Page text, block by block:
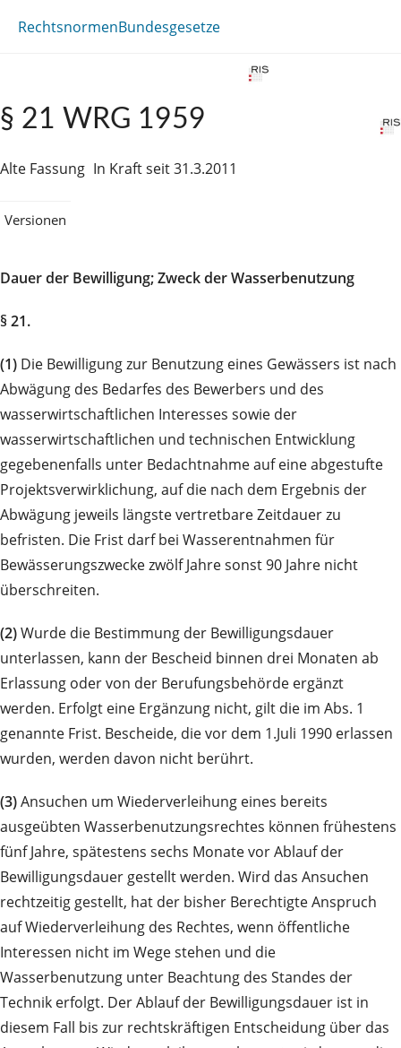
RechtsnormenBundesgesetze
§ 21 WRG 1959
Alte Fassung In Kraft seit 31.3.2011
Versionen
Dauer der Bewilligung; Zweck der Wasserbenutzung
§ 21.
(1) Die Bewilligung zur Benutzung eines Gewässers ist nach
Abwägung des Bedarfes des Bewerbers und des
wasserwirtschaftlichen Interesses sowie der
wasserwirtschaftlichen und technischen Entwicklung
gegebenenfalls unter Bedachtnahme auf eine abgestufte
Projektsverwirklichung, auf die nach dem Ergebnis der
Abwägung jeweils längste vertretbare Zeitdauer zu
befristen. Die Frist darf bei Wasserentnahmen für
Bewässerungszwecke zwölf Jahre sonst 90 Jahre nicht
überschreiten.
(2)Wurde die Bestimmung der Bewilligungsdauer
unterlassen, kann der Bescheid binnen drei Monaten ab
Erlassung oder von der Berufungsbehörde ergänzt
werden. Erfolgt eine Ergänzung nicht, gilt die im Abs. 1
genannte Frist. Bescheide, die vor dem 1.Juli 1990 erlassen
wurden, werden davon nicht berührt.
(3)Ansuchen um Wiederverleihung eines bereits
ausgeübten Wasserbenutzungsrechtes können frühestens
fünf Jahre, spätestens sechs Monate vor Ablauf der
Bewilligungsdauer gestellt werden. Wird das Ansuchen
rechtzeitig gestellt, hat der bisher Berechtigte Anspruch
auf Wiederverleihung des Rechtes, wenn öffentliche
Interessen nicht im Wege stehen und die
Wasserbenutzung unter Beachtung des Standes der
Technik erfolgt. Der Ablauf der Bewilligungsdauer ist in
diesem Fall bis zur rechtskräftigen Entscheidung über das